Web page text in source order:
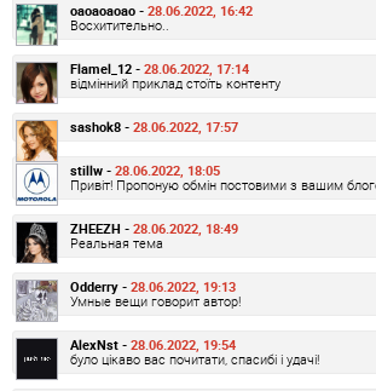
oaoaoaoao - 28.06.2022, 16:42
Восхитительно..
Flamel_12 - 28.06.2022, 17:14
відмінний приклад стоїть контенту
sashok8 - 28.06.2022, 17:57
stillw - 28.06.2022, 18:05
Привіт! Пропоную обмін постовими з вашим
ZHEEZH - 28.06.2022, 18:49
Реальная тема
Odderry - 28.06.2022, 19:13
Умные вещи говорит автор!
AlexNst - 28.06.2022, 19:54
було цікаво вас почитати, спасибі і удачі!